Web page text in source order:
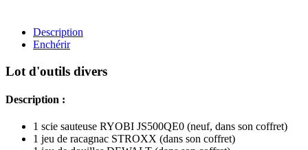
Description
Enchérir
Lot d'outils divers
Description :
1 scie sauteuse RYOBI JS500QE0 (neuf, dans son coffret)
1 jeu de racagnac STROXX (dans son coffret)